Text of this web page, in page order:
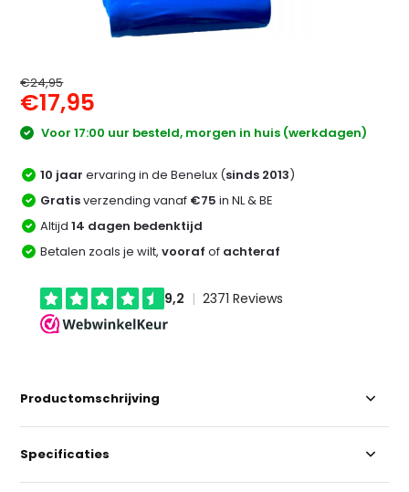
€24,95
€17,95
Voor 17:00 uur besteld, morgen in huis (werkdagen)
10 jaar ervaring in de Benelux (sinds 2013)
Gratisverzending vanaf €75 in NL & BE
Altijd14 dagen bedenktijd
Betalen zoals je wilt,vooraf of achteraf
Productomschrijving
Specificaties